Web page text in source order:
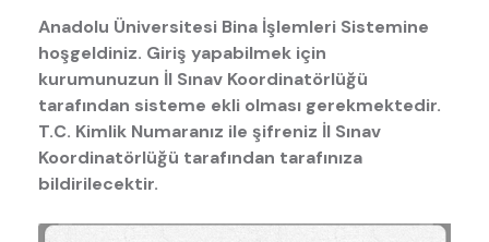
Anadolu Üniversitesi Bina İşlemleri Sistemine
hoşgeldiniz. Giriş yapabilmek için
kurumunuzun İl Sınav Koordinatörlüğü
tarafından sisteme ekli olması gerekmektedir.
T.C. Kimlik Numaranız ile şifreniz İl Sınav
Koordinatörlüğü tarafından tarafınıza
bildirilecektir.